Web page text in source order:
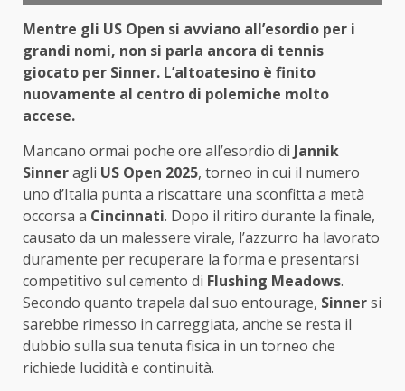
Mentre gli US Open si avviano all’esordio per i
grandi nomi, non si parla ancora di tennis
giocato per Sinner. L’altoatesino è finito
nuovamente al centro di polemiche molto
accese.
Mancano ormai poche ore all’esordio di Jannik
Sinneragli US Open 2025, torneo in cui il numero
uno d’Italia punta a riscattare una sconfitta a metà
occorsa a Cincinnati. Dopo il ritiro durante la finale,
causato da un malessere virale, l’azzurro ha lavorato
duramente per recuperare la forma e presentarsi
competitivo sul cemento di Flushing Meadows.
Secondo quanto trapela dal suo entourage, Sinnersi
sarebbe rimesso in carreggiata, anche se resta il
dubbio sulla sua tenuta fisica in un torneo che
richiede lucidità e continuità.